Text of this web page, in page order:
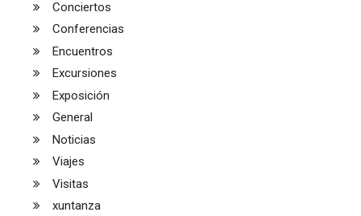
Conciertos
Conferencias
Encuentros
Excursiones
Exposición
General
Noticias
Viajes
Visitas
xuntanza